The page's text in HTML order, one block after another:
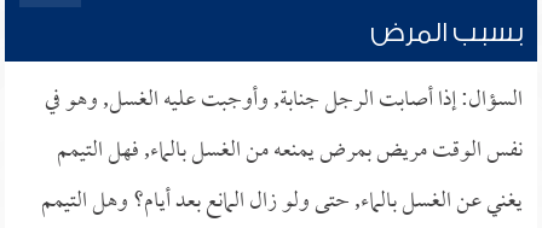
بسبب المرض
السؤال: إذا أصابت الرجل جنابة, وأوجبت عليه الغسل, وهو في
نفس الوقت مريض بمرض يمنعه من الغسل بالماء, فهل التيمم
يغني عن الغسل بالماء, حتى ولو زال المانع بعد أيام؟ وهل التيمم